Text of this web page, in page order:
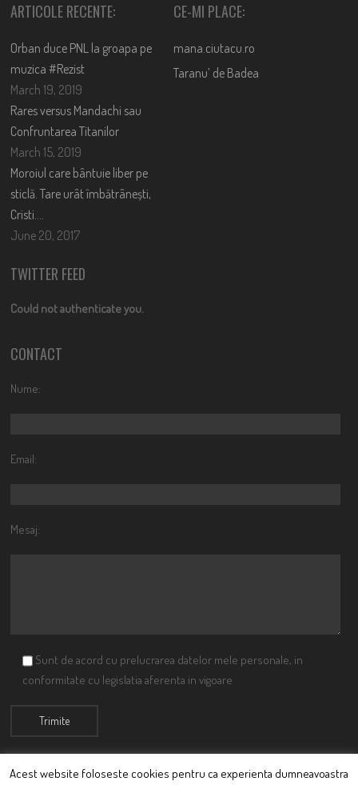
ARTICOLE RECENTE:
Orban duce PNL la groapa pe
muzica #Rezist
March 19, 2019
Rares versus Mandachi sau
Confruntarea Titanilor
March 15, 2019
Moroiul care bântuie liber pe
sticlă. Tare urât îmbătrânești,
Cristi….
June 20, 2017
CE-MI PLACE:
mana.ciutacu.ro
Taranu’ de Badea
TWITTER FEED
Could not authenticate you.
CONTACT
Nume:
Email:
Mesaj:
Sunt de acord cu prelucrarea datelor mele personale, in
conformitate cu legislatia aferenta in vigoare
Acest website foloseste cookies pentru ca experienta dumneavoastra